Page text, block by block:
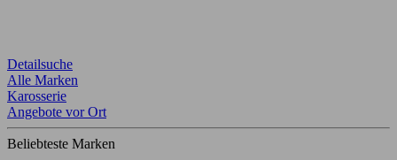
Detailsuche
Alle Marken
Karosserie
Angebote vor Ort
Beliebteste Marken